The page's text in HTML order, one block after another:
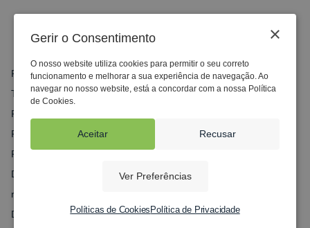
Perguntas Frequentes
Termos e Condições
Política de Privacidade
Política de Cookies
Ficha do Projeto
Documentação
recuperarportugal.gov.pt
Denúncias
×
Gerir o Consentimento
O nosso website utiliza cookies para permitir o seu correto
funcionamento e melhorar a sua experiência de navegação. Ao
navegar no nosso website, está a concordar com a nossa Política
de Cookies.
Aceitar Recusar
Ver Preferências
Políticas de Cookies Política de Privacidade